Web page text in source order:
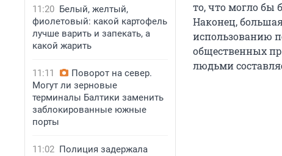
11:20 Белый, желтый,
фиолетовый: какой картофель
лучше варить и запекать, а
какой жарить
11:11
Поворот на север.
Могут ли зерновые
терминалы Балтики заменить
заблокированные южные
порты
11:02 Полиция задержала
то, что могло бы
Наконец,
использованию
общественных
людьми